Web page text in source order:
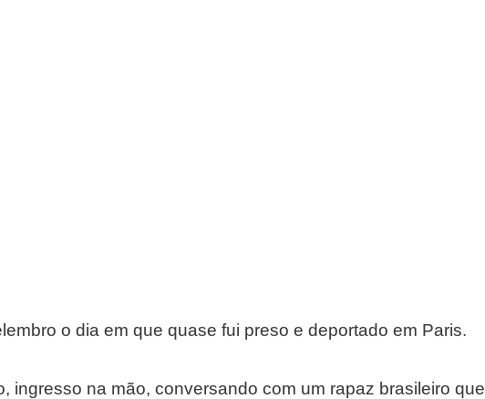
o dia em que quase fui preso e deportado em Paris.
ingresso na mão, conversando com um rapaz brasileiro que